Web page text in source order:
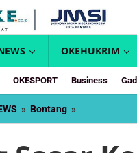
OKEHUKRIM
OKESPORT Business
» Bontang »
Sasar